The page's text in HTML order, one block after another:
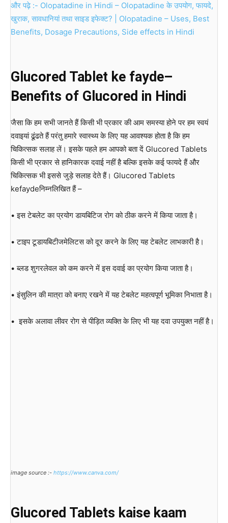
और पढ़े :- Olopatadine in Hindi – Olopatadine के उपयोग, फायदे,
खुराक, सावधानियां तथा साइड इफेक्ट? | Olopatadine – Uses, Best
Benefits, Dosage Precautions, Side effects in Hindi
Glucored Tablet ke fayde–
Benefits of Glucored in Hindi
जैसा कि हम सभी जानते हैं किसी भी प्रकार की आम समस्या होने पर हम स्वयं
दवाइयां ढूंढते हैं परंतु हमारे स्वास्थ्य के लिए यह आवश्यक होता है कि हम
चिकित्सक सलाह लें। इसके पहले हम आपको बता दें Glucored Tablets
किसी भी प्रकार से हानिकारक दवाई नहीं है बल्कि इसके कई फायदे हैं और
चिकित्सक भी इससे जुड़े सलाह देते हैं। Glucored Tablets
kefaydeनिम्नलिखित हैं –
• इस टेबलेट का प्रयोग डायबिटिज रोग को ठीक करने में किया जाता है।
• टाइप टूडायबिटीजमेलिटस को दूर करने के लिए यह टेबलेट लाभकारी है।
• ब्लड शुगरलेवल को कम करने में इस दवाई का प्रयोग किया जाता है।
• इंसुलिन की मात्रा को बनाए रखने में यह टेबलेट महत्वपूर्ण भूमिका निभाता है।
• इसके अलावा लीवर रोग से पीड़ित व्यक्ति के लिए भी यह दवा उपयुक्त नहीं है।
image source :- https://www.canva.com/
Glucored Tablets kaise kaam